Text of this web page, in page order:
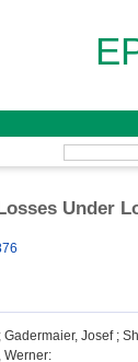
Under
; Gadermaier, Josef;
Werner: